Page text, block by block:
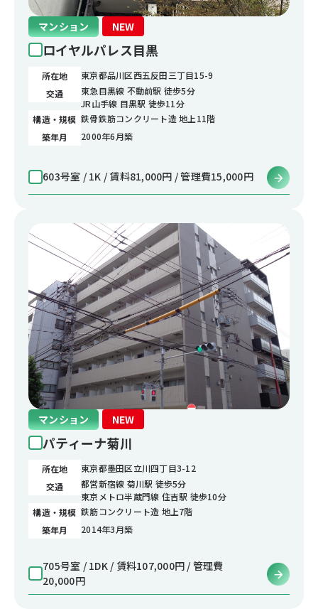
マンション NEW
ロイヤルパレス目黒
所在地
東京都品川区西五反田三丁目15-9
交通
東急目黒線 不動前駅 徒歩5分
JR山手線 目黒駅 徒歩11分
構造・規模 鉄骨鉄筋コンクリート造 地上11階
築年月
2000年6月築
603号室 / 1K / 賃料81,000円 / 管理費15,000円
マンション NEW
パティーナ菊川
所在地
東京都墨田区立川四丁目3-12
交通
都営新宿線 菊川駅 徒歩5分
東京メトロ半蔵門線 住吉駅 徒歩10分
構造・規模 鉄筋コンクリート造 地上7階
築年月
2014年3月築
705号室 / 1DK / 賃料107,000円 / 管理費
20,000円